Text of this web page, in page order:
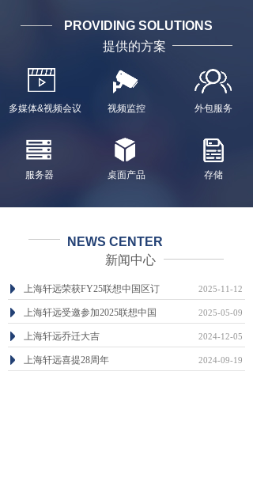
PROVIDING SOLUTIONS
提供的方案
视频监控
多媒体&视频会议 外包服务
存储
服务器 桌面产品
NEWS CENTER
新闻中心
上海轩远荣获FY25联想中国区订 2025-11-12
上海轩远受邀参加2025联想中国 2025-05-09
上海轩远乔迁大吉 2024-12-05
上海轩远喜提28周年 2024-09-19